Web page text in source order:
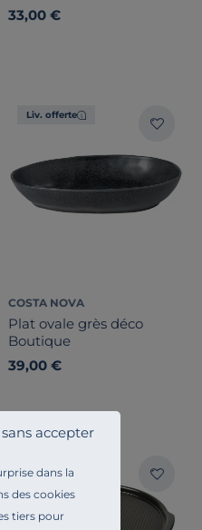
dans la
des cookies
tiers pour
accepter
33,00 €
Liv. offerte
COSTA NOVA
Plat ovale grès déco
Boutique
39,00 €